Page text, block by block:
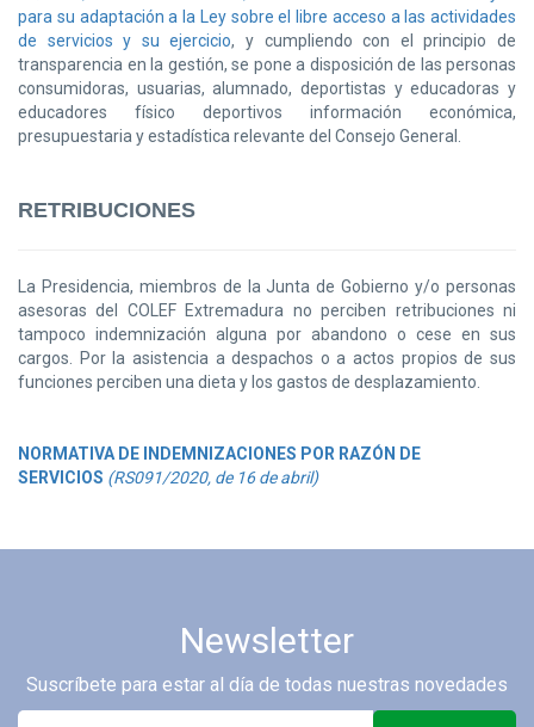
para su adaptación a la Ley sobre el libre acceso a las actividades
de servicios y su ejercicio, y cumpliendo con el principio de
transparencia en la gestión, se pone a disposición de las personas
consumidoras, usuarias, alumnado, deportistas y educadoras y
educadores físico deportivos información económica,
presupuestaria y estadística relevante del Consejo General.
RETRIBUCIONES
La Presidencia, miembros de la Junta de Gobierno y/o personas
asesoras del COLEF Extremadura no perciben retribuciones ni
tampoco indemnización alguna por abandono o cese en sus
cargos. Por la asistencia a despachos o a actos propios de sus
funciones perciben una dieta y los gastos de desplazamiento.
NORMATIVA DE INDEMNIZACIONES POR RAZÓN DE
SERVICIOS (RS091/2020, de 16 de abril)
Newsletter
Suscríbete para estar al día de todas nuestras novedades